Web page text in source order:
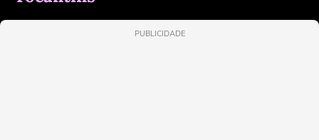
PUBLICIDADE